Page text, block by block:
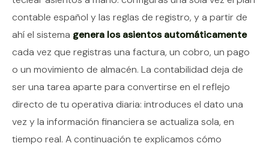
contable español y las reglas de registro, y a partir de
ahí el sistema genera los asientos automáticamente
cada vez que registras una factura, un cobro, un pago
o un movimiento de almacén. La contabilidad deja de
ser una tarea aparte para convertirse en el reflejo
directo de tu operativa diaria: introduces el dato una
vez y la información financiera se actualiza sola, en
tiempo real. A continuación te explicamos cómo